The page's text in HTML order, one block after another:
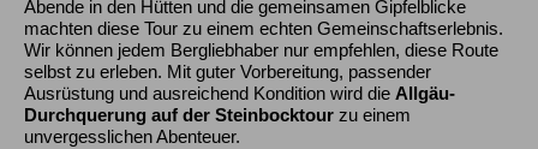
Abende in den Hütten und die gemeinsamen Gipfelblicke
machten diese Tour zu einem echten Gemeinschaftserlebnis.
Wir können jedem Bergliebhaber nur empfehlen, diese Route
selbst zu erleben. Mit guter Vorbereitung, passender
Ausrüstung und ausreichend Kondition wird die Allgäu-
Durchquerung auf der Steinbocktour zu einem
unvergesslichen Abenteuer.